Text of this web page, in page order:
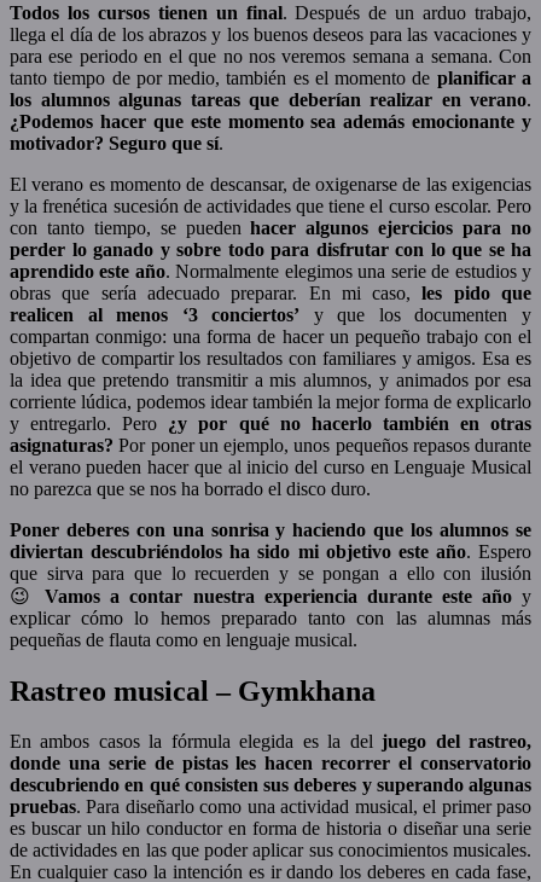
Todos los cursos tienen un final. Después de un arduo trabajo,
llega el día de los abrazos y los buenos deseos para las vacaciones y
para ese periodo en el que no nos veremos semana a semana. Con
tanto tiempo de por medio, también es el momento de planificar a
los alumnos algunas tareas que deberían realizar en verano.
¿Podemos hacer que este momento sea además emocionante y
motivador? Seguro que sí.
El verano es momento de descansar, de oxigenarse de las exigencias
y la frenética sucesión de actividades que tiene el curso escolar. Pero
con tanto tiempo, se puedenhacer algunos ejercicios para no
perder lo ganado y sobre todo para disfrutar con lo que se ha
aprendido este año. Normalmente elegimos una serie de estudios y
obras que sería adecuado preparar. En mi caso,les pido que
realicen al menos ‘3 conciertos’ y que los documenten y
compartan conmigo: una forma de hacer un pequeño trabajo con el
objetivo de compartir los resultados con familiares y amigos. Esa es
la idea que pretendo transmitir a mis alumnos, y animados por esa
corriente lúdica, podemos idear también la mejor forma de explicarlo
y entregarlo. Pero ¿y por qué no hacerlo también en otras
asignaturas? Por poner un ejemplo, unos pequeños repasos durante
el verano pueden hacer que al inicio del curso en Lenguaje Musical
no parezca que se nos ha borrado el disco duro.
Poner deberes con una sonrisa y haciendo que los alumnos se
diviertan descubriéndolos ha sido mi objetivo este año. Espero
que sirva para que lo recuerden y se pongan a ello con ilusión
😉Vamos a contar nuestra experiencia durante este añoy
explicar cómo lo hemos preparado tanto con las alumnas más
pequeñas de flauta como en lenguaje musical.
Rastreo musical – Gymkhana
En ambos casos la fórmula elegida es la deljuego del rastreo,
donde una serie de pistas les hacen recorrer el conservatorio
descubriendo en qué consisten sus deberes y superando algunas
pruebas. Para diseñarlo como una actividad musical, el primer paso
es buscar un hilo conductor en forma de historia o diseñar una serie
de actividades en las que poder aplicar sus conocimientos musicales.
En cualquier caso la intención es ir dando los deberes en cada fase,